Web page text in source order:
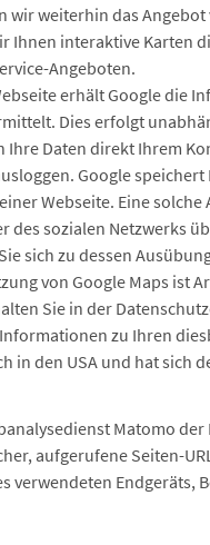
wir weiterhin das
Ihnen interaktive
Angeboten.
erhält Google die
Dies erfolgt
Ihre Daten direkt Ihrem
Google
Webseite. Eine
des sozialen Netzwerks
sich zu dessen
von Google Maps ist
Sie in der
zu Ihren
in den USA und hat sich
Matomo
aufgerufene Seiten-
verwendeten